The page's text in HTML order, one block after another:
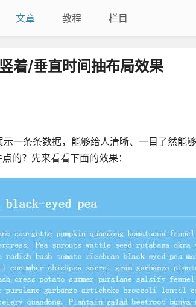
文章 教程 栏目
着/垂直时间抽布局效果
一条条数据，能够给人清晰、一目了然能
的？先来看看下面的效果：